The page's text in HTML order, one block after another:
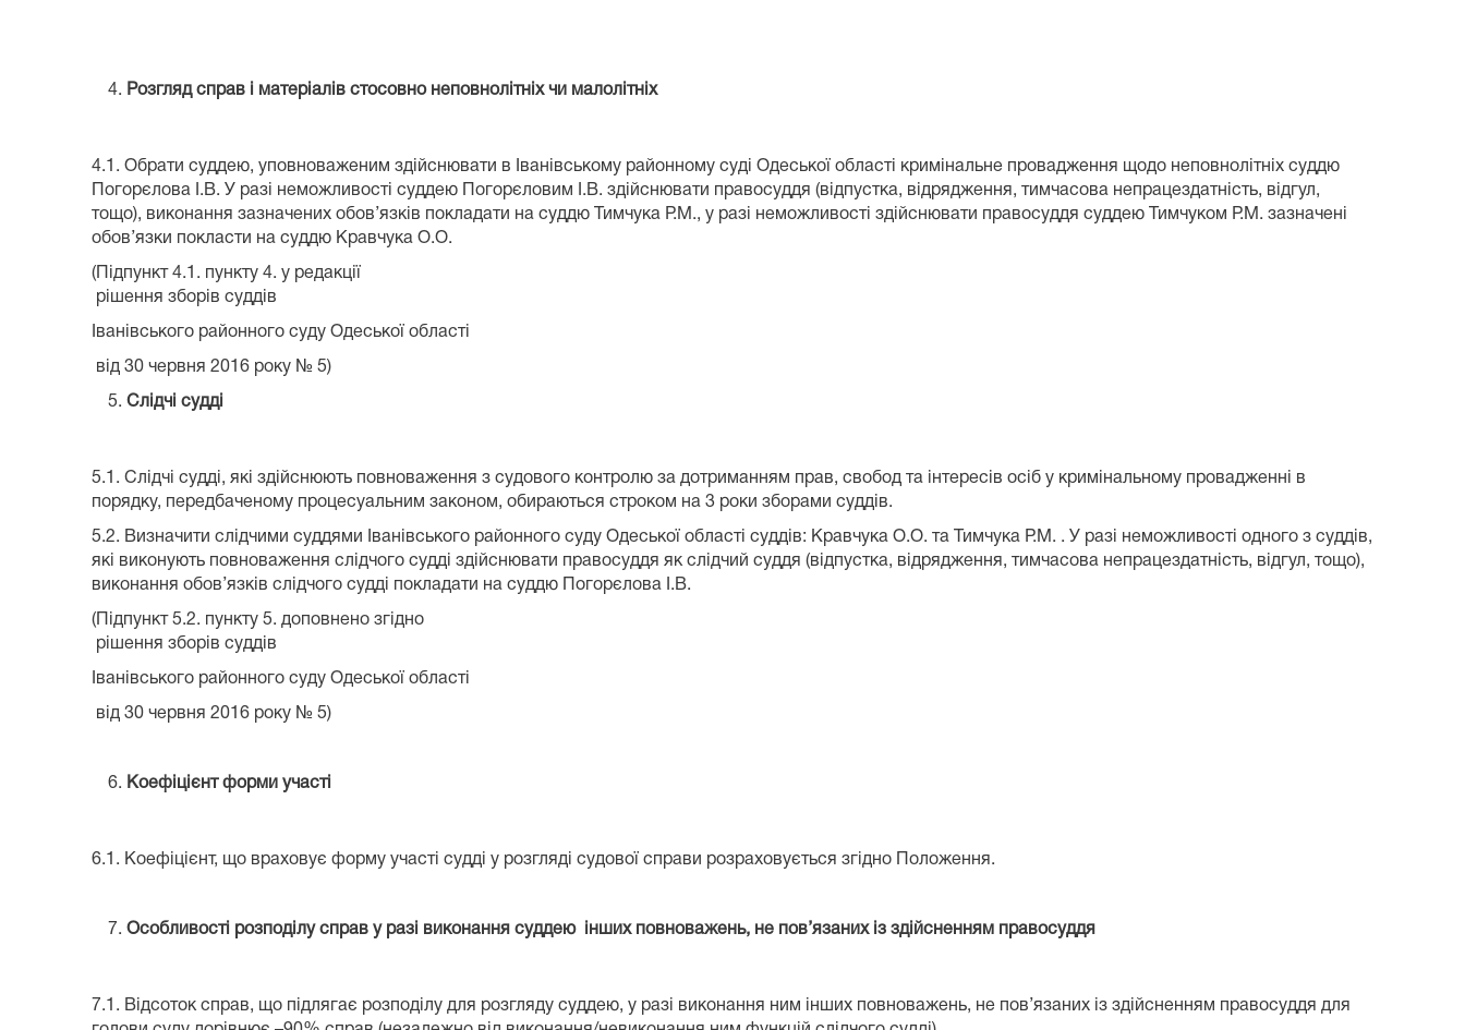
Розгляд справ і матеріалів стосовно неповнолітніх чи малолітніх
4.1. Обрати суддею, уповноваженим здійснювати в Іванівському районному суді Одеської області кримінальне провадження щодо неповнолітніх суддю
Погорєлова І.В. У разі неможливості суддею Погорєловим І.В. здійснювати правосуддя (відпустка, відрядження, тимчасова непрацездатність, відгул,
тощо), виконання зазначених обов’язків покладати на суддю Тимчука Р.М., у разі неможливості здійснювати правосуддя суддею Тимчуком Р.М. зазначені
обов’язки покласти на суддю Кравчука О.О.
(Підпункт 4.1. пункту 4. у редакції
рішення зборів суддів
Іванівського районного суду Одеської області
від 30 червня 2016 року № 5)
Слідчі судді
5.1. Слідчі судді, які здійснюють повноваження з судового контролю за дотриманням прав, свобод та інтересів осіб у кримінальному провадженні в
порядку, передбаченому процесуальним законом, обираються строком на 3 роки зборами суддів.
5.2. Визначити слідчими суддями Іванівського районного суду Одеської області суддів: Кравчука О.О. та Тимчука Р.М. . У разі неможливості одного з суддів,
які виконують повноваження слідчого судді здійснювати правосуддя як слідчий суддя (відпустка, відрядження, тимчасова непрацездатність, відгул, тощо),
виконання обов’язків слідчого судді покладати на суддю Погорєлова І.В.
(Підпункт 5.2. пункту 5. доповнено згідно
рішення зборів суддів
Іванівського районного суду Одеської області
від 30 червня 2016 року № 5)
Коефіцієнт форми участі
6.1. Коефіцієнт, що враховує форму участі судді у розгляді судової справи розраховується згідно Положення.
Особливості розподілу справ у разі виконання суддею інших повноважень, не пов’язаних із здійсненням правосуддя
7.1. Відсоток справ, що підлягає розподілу для розгляду суддею, у разі виконання ним інших повноважень, не пов’язаних із здійсненням правосуддя для